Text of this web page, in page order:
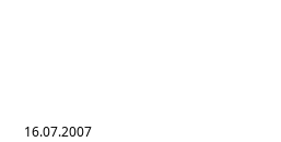
16.07.2007